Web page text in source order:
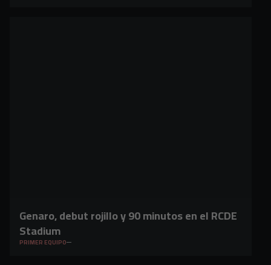
Genaro, debut rojillo y 90 minutos en el RCDE
Stadium
PRIMER EQUIPO